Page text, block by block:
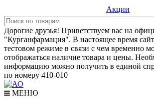
Акции
Дорогие друзья! Приветствуем вас на
"Курганфармация". В настоящее время сайт
тестовом режиме в связи с чем временно
отображаться наличие товара и цены.
информацию можно получить в единой
по номеру 410-010
МЕНЮ